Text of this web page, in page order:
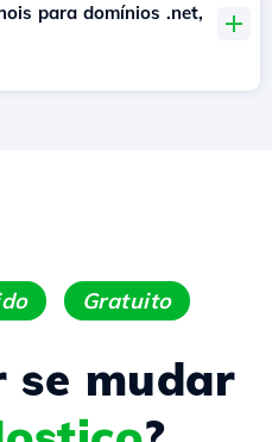
para domínios .net,
Gratuito
se mudar